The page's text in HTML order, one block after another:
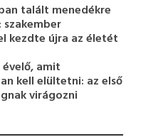
talált menedékre
szakember
kezdte újra az életét
amit
kell elültetni: az első
virágozni